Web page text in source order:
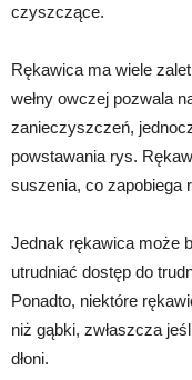
czyszczące.
Rękawica ma wiele
wełny owczej pozwala
zanieczyszczeń,
powstawania rys.
suszenia, co zapobiega
Jednak rękawica może
utrudniać dostęp do
Ponadto, niektóre
niż gąbki, zwłaszcza
dłoni.